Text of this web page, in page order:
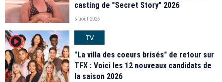
casting de "Secret Story" 2026
6 août 2026
player2
TV
"La villa des coeurs brisés" de retour sur
TFX : Voici les 12 nouveaux candidats de
la saison 2026